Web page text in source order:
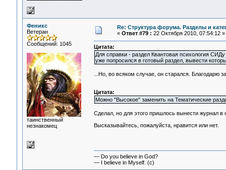
Феникс
Ветеран
Сообщений: 1045
таинственный
незнакомец
Re: Структура форума. Разделы и
« Ответ #79 : 22 Октября 2010, 07:54:12 »
Цитата:
Для справки - раздел Квантовая психология
уже попросился в готовый раздел, вывести
...Но, во всяком случае, он старался. Благодарю
Цитата:
Можно "Высокое" заменить на Тематические
Сделал, но для этого пришлось вынести журнал в
Высказывайтесь, пожалуйста, нравится или нет.
— Do you believe in God?
— I believe in Myself. (c)